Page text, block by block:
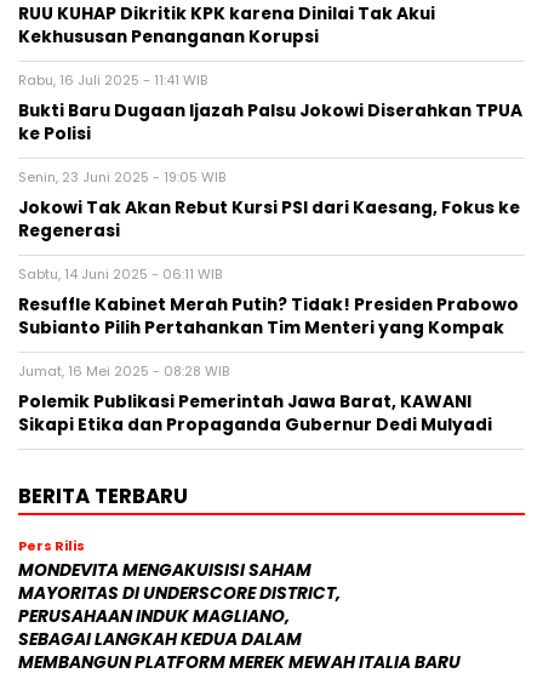
RUU KUHAP Dikritik KPK karena Dinilai Tak Akui
Kekhususan Penanganan Korupsi
Rabu, 16 Juli 2025 - 11:41 WIB
Bukti Baru Dugaan Ijazah Palsu Jokowi Diserahkan TPUA
ke Polisi
Senin, 23 Juni 2025 - 19:05 WIB
Jokowi Tak Akan Rebut Kursi PSI dari Kaesang, Fokus ke
Regenerasi
Sabtu, 14 Juni 2025 - 06:11 WIB
Resuffle Kabinet Merah Putih? Tidak! Presiden Prabowo
Subianto Pilih Pertahankan Tim Menteri yang Kompak
Jumat, 16 Mei 2025 - 08:28 WIB
Polemik Publikasi Pemerintah Jawa Barat, KAWANI
Sikapi Etika dan Propaganda Gubernur Dedi Mulyadi
BERITA TERBARU
Pers Rilis
MONDEVITA MENGAKUISISI SAHAM
MAYORITAS DI UNDERSCORE DISTRICT,
PERUSAHAAN INDUK MAGLIANO,
SEBAGAI LANGKAH KEDUA DALAM
MEMBANGUN PLATFORM MEREK MEWAH ITALIA BARU